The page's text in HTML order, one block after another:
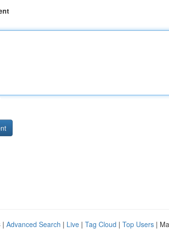
| Advanced Search | Live | Tag Cloud | Top Users |